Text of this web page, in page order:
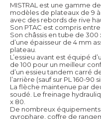
MISTRAL est une gamme
modèles de plateaux de 9 à
avec des rebords de rive
Son PTAC est compris entre
Son châssis en tube de 300
d’une épaisseur de 4 mm
plateau.
L’essieu avant est équipé
de 100 pour un meilleur
d’un essieu tandem carré
l’arrière (sauf sur PL 160-90
La flèche maintenue par
soudé. Le freinage
x 80.
De nombreux
gyrophare, coffre de